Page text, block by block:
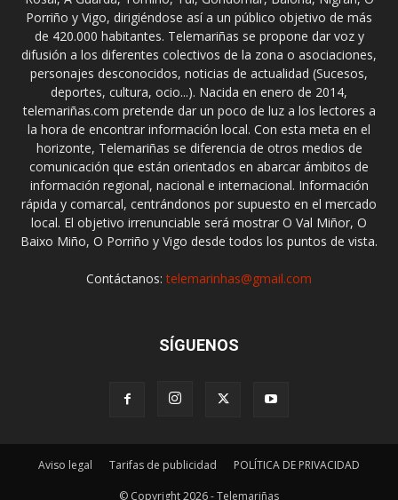
Porriño y Vigo, dirigiéndose así a un público objetivo de más
de 420.000 habitantes. Telemariñas se propone dar voz y
difusión a los diferentes colectivos de la zona o asociaciones,
personajes desconocidos, noticias de actualidad (Sucesos,
deportes, cultura, ocio...). Nacida en enero de 2014,
telemariñas.com pretende dar un poco de luz a los lectores a
la hora de encontrar información local. Con esta meta en el
horizonte, Telemariñas se diferencia de otros medios de
comunicación que están orientados en abarcar ámbitos de
información regional, nacional e internacional. Información
rápida y comarcal, centrándonos por supuesto en el mercado
local. El objetivo irrenunciable será mostrar O Val Miñor, O
Baixo Miño, O Porriño y Vigo desde todos los puntos de vista.
Contáctanos:telemarinhas@gmail.com
SÍGUENOS
Aviso legal Tarifas de publicidad POLÍTICA DE PRIVACIDAD
© Copyright 2026 - Telemariñas